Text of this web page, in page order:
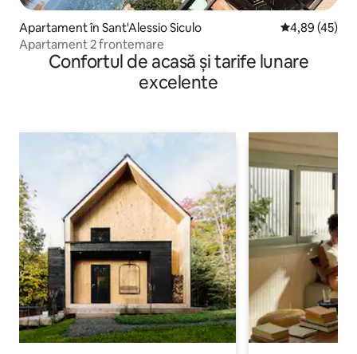
Apartament în Sant'Alessio Siculo Scor mediu
4,89 (45)
Apartament 2 frontemare
Confortul de acasă și tarife lunare
excelente